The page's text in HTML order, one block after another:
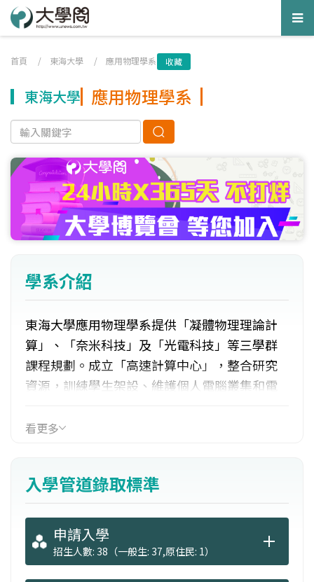
首頁 / 東海大學 / 應用物理學系 收藏
東海大學 應用物理學系
學系介紹
東海大學應用物理學系提供「凝體物理理論計
算」、「奈米科技」及「光電科技」等三學群
課程規劃。成立「高速計算中心」，整合研究
資源，訓練學生架設、維護個人電腦叢集和電
制碩士班，除了招收本地高中職生外，歡迎香
逐年購置超高真空變溫原子力顯微鏡、X-Ray繞
射儀、掃描電子顯微鏡、穿隧電子顯微鏡等貴
重儀器。採用混合式網路課程教學，並與
MIT（美國麻省理工學院）合作，部份課程可取
得MIT認可的學分證明。與澳洲新南威爾斯大學
看更多
入學管道錄取標準
申請入學
招生人數: 38（一般生: 37,原住民: 1）